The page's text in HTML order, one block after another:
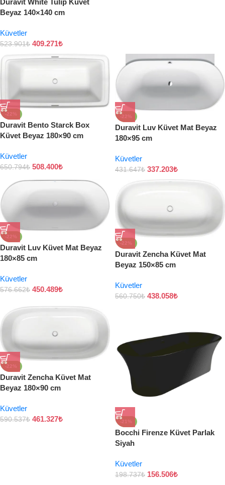
Beyaz 140×140 cm
Küvetler
523.901₺ 409.271₺
-22%
Duravit Bento Starck Box
Küvet Beyaz 180×90 cm
Küvetler
650.794₺ 508.400₺
-22%
Duravit Luv Küvet Mat Beyaz
180×95 cm
Küvetler
431.647₺ 337.203₺
-22%
Duravit Luv Küvet Mat Beyaz
180×85 cm
Küvetler
576.662₺ 450.489₺
-22%
Duravit Zencha Küvet Mat
Beyaz 150×85 cm
Küvetler
560.750₺ 438.058₺
-22%
Duravit Zencha Küvet Mat
Beyaz 180×90 cm
Küvetler
590.537₺ 461.327₺ -21%
Bocchi Firenze Küvet Parlak
Siyah
Küvetler
198.737₺ 156.506₺